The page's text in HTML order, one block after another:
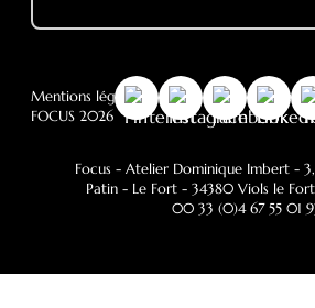
Mentions légales-RGPD - Politique des
FOCUS 2026
Focus - Atelier Dominique Imbert- 3,
Patin - Le Fort - 34380 Viols le
00 33 (0)4 67 55 01